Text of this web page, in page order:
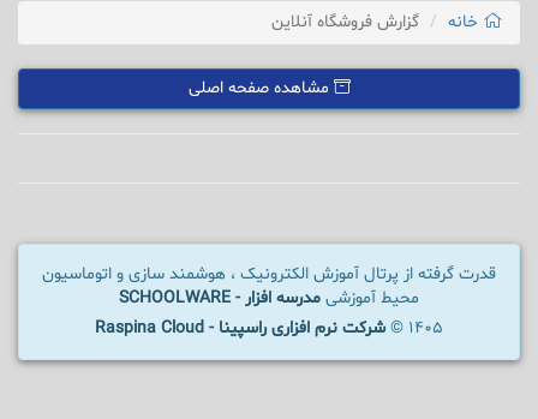
خانه گزارش فروشگاه آنلاین
مشاهده صفحه اصلی
قدرت گرفته از پرتال آموزش الکترونیک ، هوشمند سازی و اتوماسیون
محیط آموزشی مدرسه افزار - SCHOOLWARE
1405 ©
شرکت نرم افزاری راسپینا - Raspina Cloud